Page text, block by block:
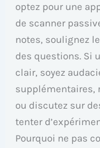
optez pour une
de scanner
notes, soulignez
des questions. Si
clair, soyez
supplémentaires,
ou discutez sur
tenter
Pourquoi ne pas